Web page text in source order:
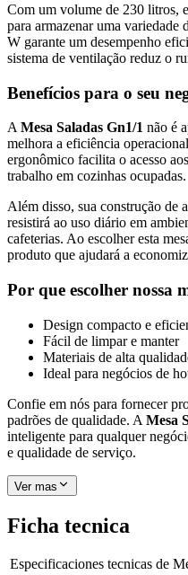
Com um volume de 230 litros,
para armazenar uma variedade
W garante um desempenho
sistema de ventilação reduz o
Benefícios para o seu
A Mesa Saladas Gn1/1 não é
melhora a eficiência
ergonômico facilita o acesso
trabalho em cozinhas ocupadas.
Além disso, sua construção de
resistirá ao uso diário em
cafeterias. Ao escolher esta
produto que ajudará a
Por que escolher nossa
Design compacto e
Fácil de limpar e manter
Materiais de alta
Ideal para negócios de
Confie em nós para fornecer
padrões de qualidade. A Mesa
inteligente para qualquer
e qualidade de serviço.
Ver mas
Ficha tecnica
Especificaciones tecnicas de